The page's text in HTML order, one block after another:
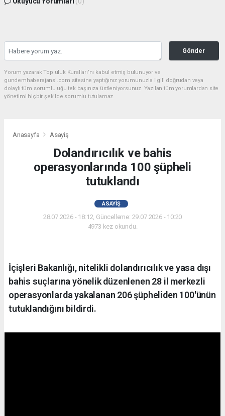
Gönder
Yorum yazarak Topluluk Kuralları’nı kabul etmiş bulunuyor ve
gundemhaberajansi.com sitesine yaptığınız yorumunuzla ilgili doğrudan veya
dolaylı tüm sorumluluğu tek başınıza üstleniyorsunuz. Yazılan tüm yorumlardan site
yönetimi hiçbir şekilde sorumlu tutulamaz.
Anasayfa Asayiş
Dolandırıcılık ve bahis
operasyonlarında 100 şüpheli
tutuklandı
ASAYIŞ
28.07.2026 - 18:12, Güncelleme: 29.07.2026 - 10:20
4973 kez okundu.
İçişleri Bakanlığı, nitelikli dolandırıcılık ve yasa dışı
bahis suçlarına yönelik düzenlenen 28 il merkezli
operasyonlarda yakalanan 206 şüpheliden 100'ünün
tutuklandığını bildirdi.